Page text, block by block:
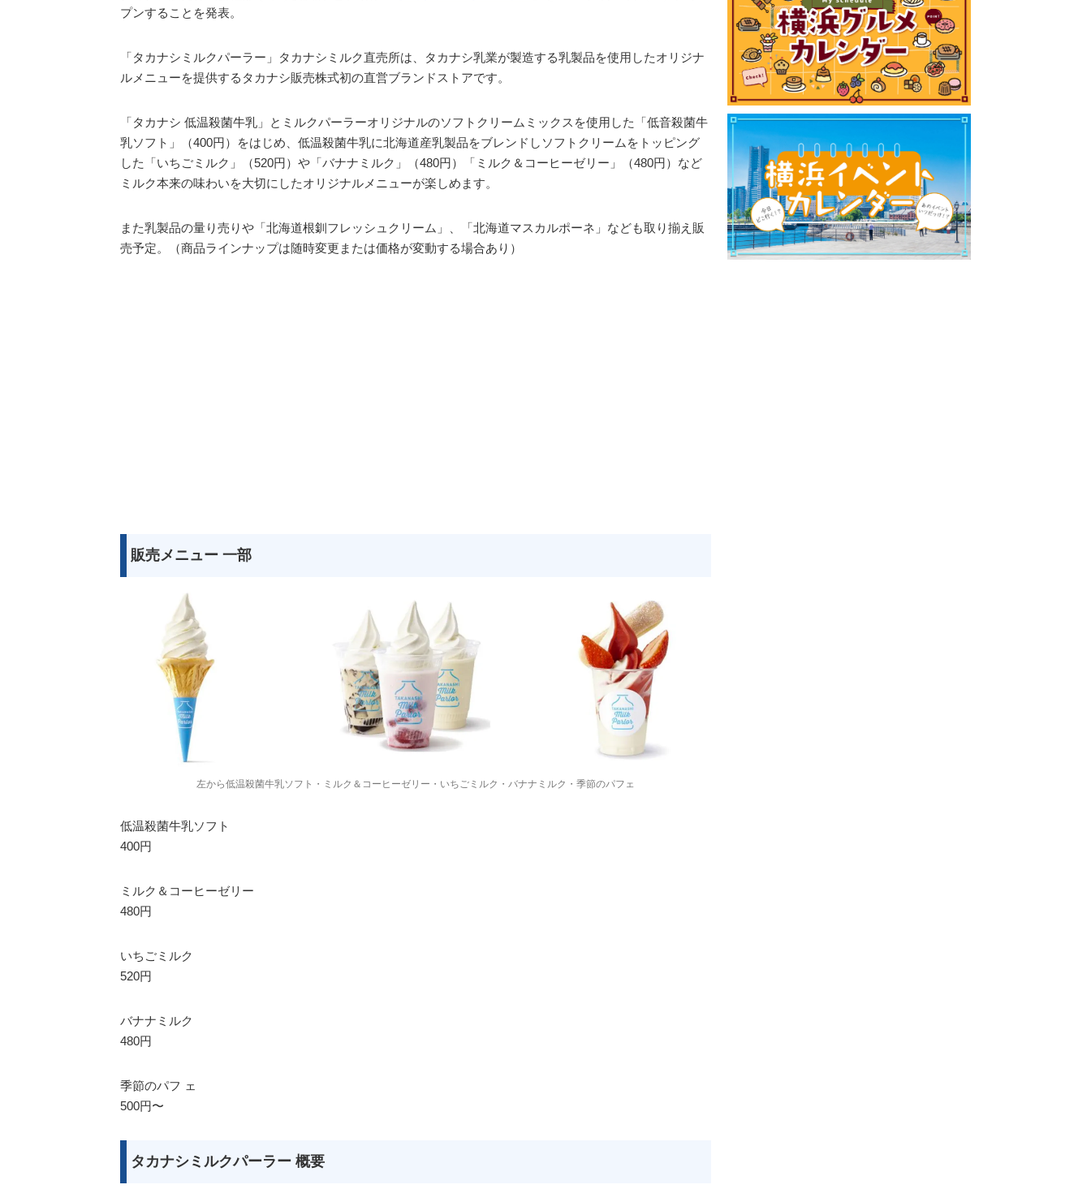
プンすることを発表。
「タカナシミルクパーラー」タカナシミルク直売所は、タカナシ乳業が製造する乳製品を使用したオリジナ
ルメニューを提供するタカナシ販売株式初の直営ブランドストアです。
「タカナシ 低温殺菌牛乳」とミルクパーラーオリジナルのソフトクリームミックスを使用した「低音殺菌牛
乳ソフト」（400円）をはじめ、低温殺菌牛乳に北海道産乳製品をブレンドしソフトクリームをトッピング
した「いちごミルク」（520円）や「バナナミルク」（480円）「ミルク＆コーヒーゼリー」（480円）など
ミルク本来の味わいを大切にしたオリジナルメニューが楽しめます。
また乳製品の量り売りや「北海道根釧フレッシュクリーム」、「北海道マスカルポーネ」なども取り揃え販
売予定。（商品ラインナップは随時変更または価格が変動する場合あり）
販売メニュー 一部
左から低温殺菌牛乳ソフト・ミルク＆コーヒーゼリー・いちごミルク・バナナミルク・季節のパフェ
低温殺菌牛乳ソフト
400円
ミルク＆コーヒーゼリー
480円
いちごミルク
520円
バナナミルク
480円
季節のパフ ェ
500円〜
タカナシミルクパーラー 概要